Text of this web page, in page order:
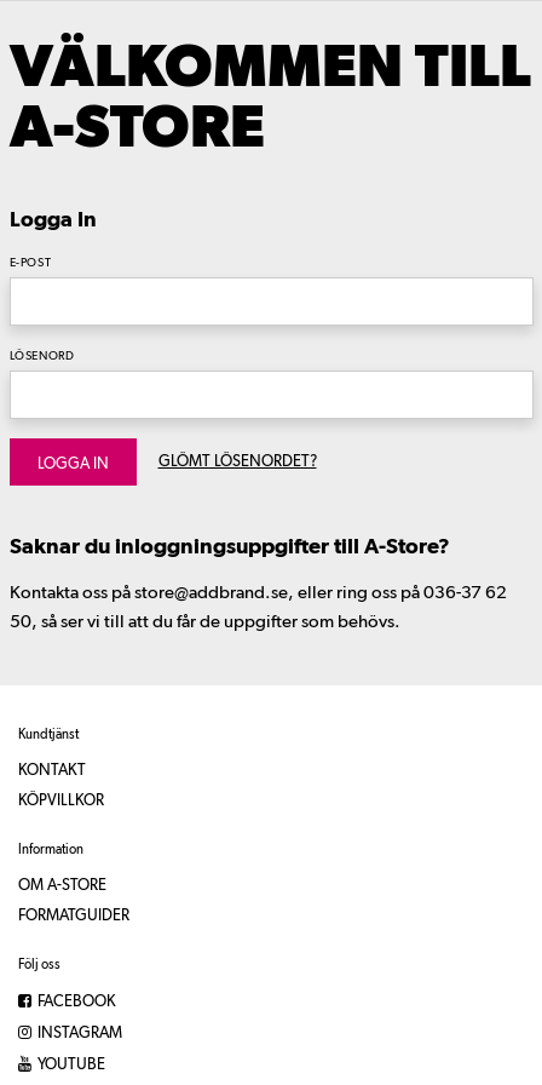
VÄLKOMMEN TILL
A-STORE
Logga In
E-POST
LÖSENORD
LOGGA IN GLÖMT LÖSENORDET?
Saknar du inloggningsuppgifter till A-Store?
Kontakta oss på store@addbrand.se, eller ring oss på 036-37 62
50, så ser vi till att du får de uppgifter som behövs.
Kundtjänst
KONTAKT
KÖPVILLKOR
Information
OM A-STORE
FORMATGUIDER
Följ oss
FACEBOOK
INSTAGRAM
YOUTUBE